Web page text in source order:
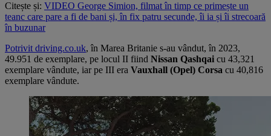
Citește și: VIDEO George Simion, filmat în timp ce primește un
teanc care pare a fi de bani și, în fix patru secunde, îi ia și îi strecoară
în buzunar
Potrivit driving.co.uk, în Marea Britanie s-au vândut, în 2023,
49.951 de exemplare, pe locul II fiind Nissan Qashqai cu 43,321
exemplare vândute, iar pe III era Vauxhall (Opel) Corsa cu 40,816
exemplare vândute.